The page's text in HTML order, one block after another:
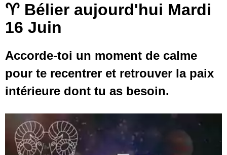
♈ Bélier aujourd'hui Mardi
16 Juin
Accorde-toi un moment de calme
pour te recentrer et retrouver la paix
intérieure dont tu as besoin.